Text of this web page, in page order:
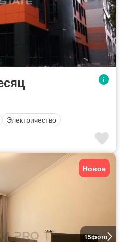
Электричество
15фото
Новое